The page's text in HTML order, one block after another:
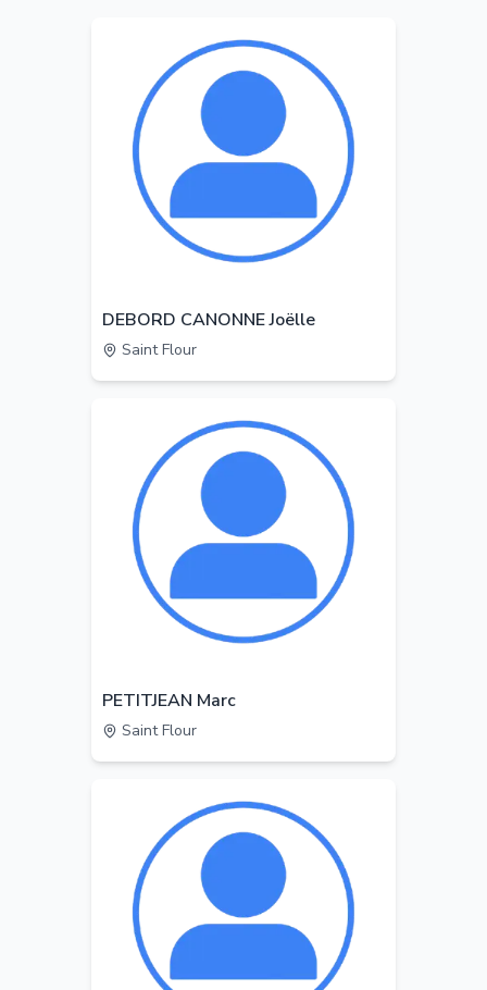
DEBORD CANONNE Joëlle
Saint Flour
PETITJEAN Marc
Saint Flour